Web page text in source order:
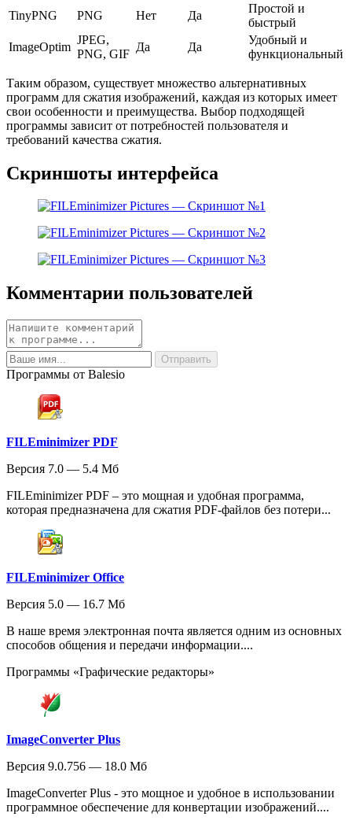
TinyPNG
PNG Нет Да
Простой и
быстрый
ImageOptim
JPEG,
PNG, GIF
Да Да
Удобный и
функциональный
Таким образом, существует множество альтернативных
программ для сжатия изображений, каждая из которых имеет
свои особенности и преимущества. Выбор подходящей
программы зависит от потребностей пользователя и
требований качества сжатия.
Скриншоты интерфейса
Комментарии пользователей
Программы от Balesio
FILEminimizer PDF
Версия 7.0 — 5.4 Мб
FILEminimizer PDF – это мощная и удобная программа,
которая предназначена для сжатия PDF-файлов без потери...
FILEminimizer Office
Версия 5.0 — 16.7 Мб
В наше время электронная почта является одним из основных
способов общения и передачи информации....
Программы «Графические редакторы»
ImageConverter Plus
Версия 9.0.756 — 18.0 Мб
ImageConverter Plus - это мощное и удобное в использовании
программное обеспечение для конвертации изображений....